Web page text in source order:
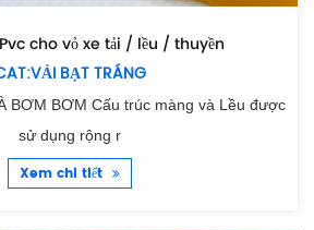
cho vỏ xe tải / lều / thuyền
BẠT TRÁNG
BƠM BƠM Cấu trúc màng và Lều được
sử dụng rộng r
Xem chi tiết